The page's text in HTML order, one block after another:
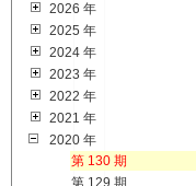
2026 年
2025 年
2024 年
2023 年
2022 年
2021 年
2020 年
第 130 期
第 129 期